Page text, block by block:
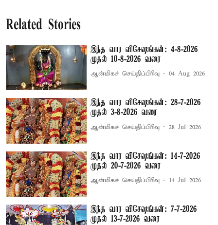
Related Stories
இந்த வார விசேஷங்கள்: 4-8-2026
முதல் 10-8-2026 வரை
ஆன்மிகச் செய்திப்பிரிவு 04 Aug 2026
இந்த வார விசேஷங்கள்: 28-7-2026
முதல் 3-8-2026 வரை
ஆன்மிகச் செய்திப்பிரிவு 28 Jul 2026
இந்த வார விசேஷங்கள்: 14-7-2026
முதல் 20-7-2026 வரை
ஆன்மிகச் செய்திப்பிரிவு 14 Jul 2026
இந்த வார விசேஷங்கள்: 7-7-2026
முதல் 13-7-2026 வரை